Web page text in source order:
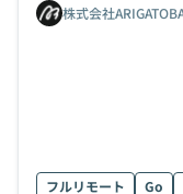
株式会社
フルリモート Go